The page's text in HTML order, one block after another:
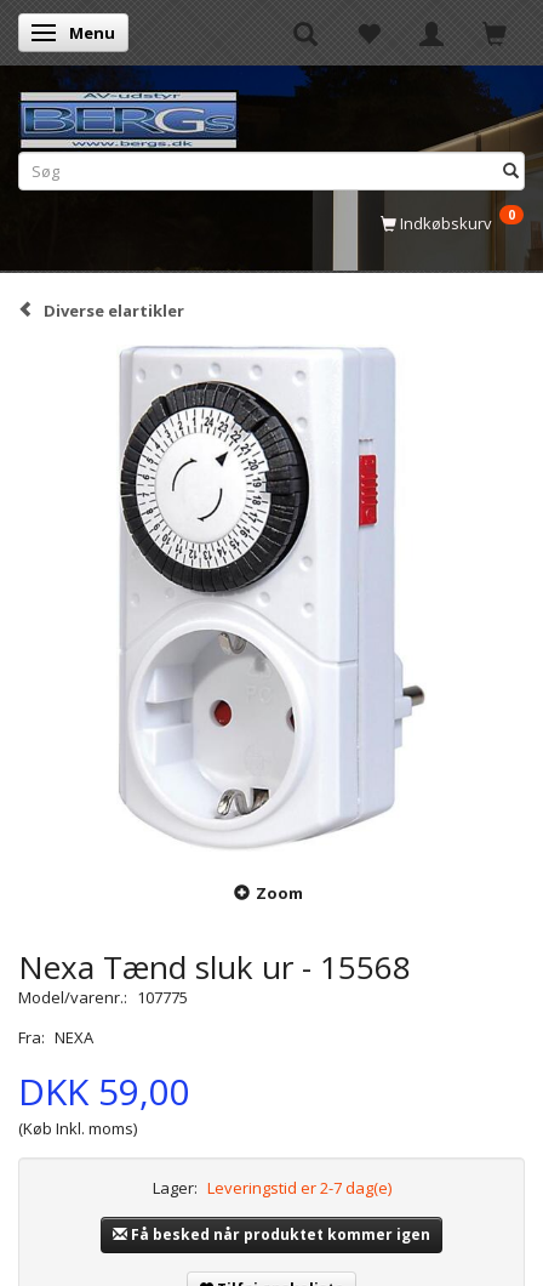
Skifte navigation
Menu
Indkøbskurv 0
Diverse elartikler
Zoom
Nexa Tænd sluk ur - 15568
Model/varenr.: 107775
Fra: NEXA
DKK 59,00
(Køb Inkl. moms)
Lager: Leveringstid er 2-7 dag(e)
Få besked når produktet kommer igen